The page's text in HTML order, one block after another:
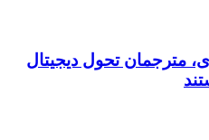
مترجمان تحول دیجیتال